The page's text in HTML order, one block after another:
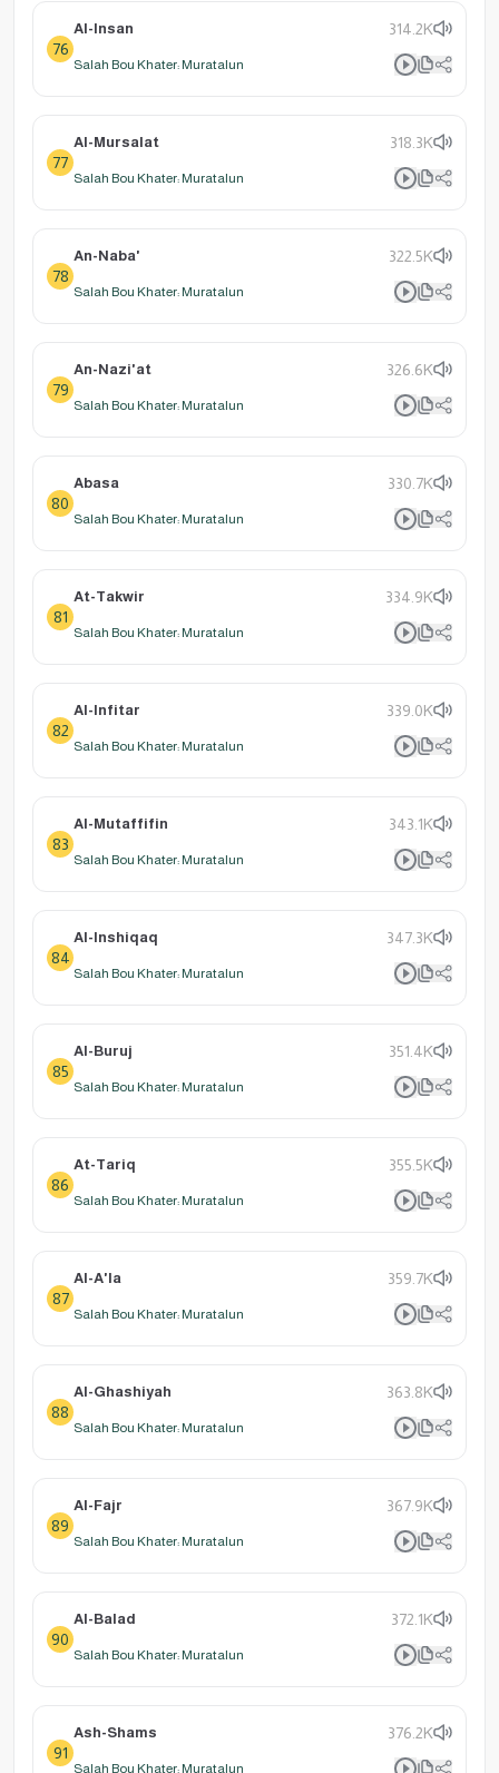
76
Al-Insan 314.2K
Salah Bou Khater: Muratalun
77
Al-Mursalat 318.3K
Salah Bou Khater: Muratalun
78
An-Naba' 322.5K
Salah Bou Khater: Muratalun
79
An-Nazi'at 326.6K
Salah Bou Khater: Muratalun
80
Abasa 330.7K
Salah Bou Khater: Muratalun
81
At-Takwir 334.9K
Salah Bou Khater: Muratalun
82
Al-Infitar 339.0K
Salah Bou Khater: Muratalun
83
Al-Mutaffifin 343.1K
Salah Bou Khater: Muratalun
84
Al-Inshiqaq 347.3K
Salah Bou Khater: Muratalun
85
Al-Buruj 351.4K
Salah Bou Khater: Muratalun
86
At-Tariq 355.5K
Salah Bou Khater: Muratalun
87
Al-A'la 359.7K
Salah Bou Khater: Muratalun
88
Al-Ghashiyah 363.8K
Salah Bou Khater: Muratalun
89
Al-Fajr 367.9K
Salah Bou Khater: Muratalun
90
Al-Balad 372.1K
Salah Bou Khater: Muratalun
91
Ash-Shams 376.2K
Salah Bou Khater: Muratalun